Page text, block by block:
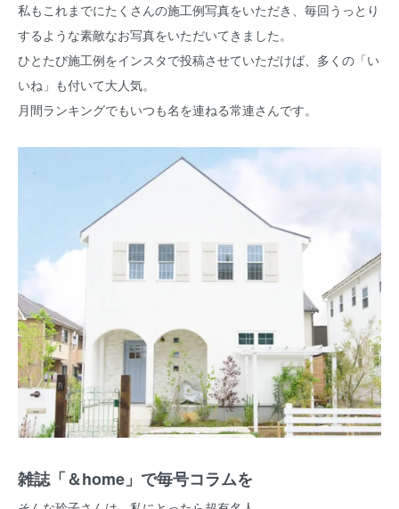
私もこれまでにたくさんの施工例写真をいただき、毎回うっとり
するような素敵なお写真をいただいてきました。
ひとたび施工例をインスタで投稿させていただけば、多くの「い
いね」も付いて大人気。
月間ランキングでもいつも名を連ねる常連さんです。
雑誌「＆home」で毎号コラムを